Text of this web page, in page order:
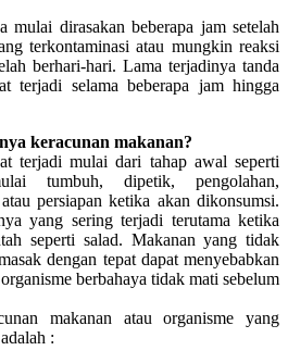
mulai dirasakan beberapa jam setelah
terkontaminasi atau mungkin reaksi
berhari-hari. Lama terjadinya tanda
terjadi selama beberapa jam hingga
keracunan makanan?
terjadi mulai dari tahap awal seperti
tumbuh, dipetik, pengolahan,
persiapan ketika akan dikonsumsi.
yang sering terjadi terutama ketika
seperti salad. Makanan yang tidak
dengan tepat dapat menyebabkan
berbahaya tidak mati sebelum
makanan atau organisme yang
: